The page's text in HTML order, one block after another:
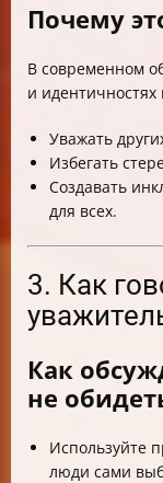
Почему
В современном
и идентичностях
Уважать
Избегать
Создавать
для всех.
3. Как
Как
не
Используйте
люди сами